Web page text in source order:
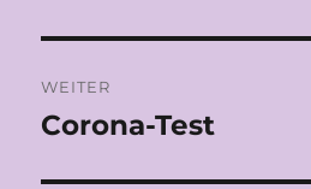
WEITER
Nächster
Corona-Test